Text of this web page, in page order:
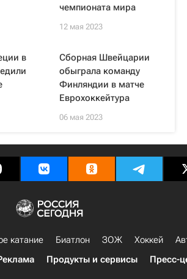
чемпионата мира
12 мая 2023
в
Сборная Швейцарии
обыграла команду
Финляндии в матче
Еврохоккейтура
06 мая 2023
катание Биатлон ЗОЖ Хоккей
Продукты и сервисы Пресс-